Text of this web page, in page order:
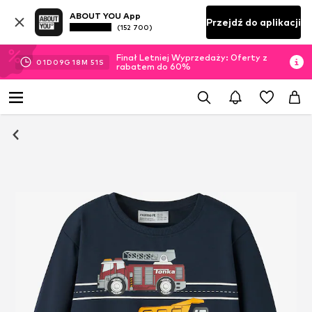
ABOUT YOU App
(152 700) Przejdź do aplikacji
01D 09G 18M 50 S
Finał Letniej Wyprzedaży: Oferty z
rabatem do 60%